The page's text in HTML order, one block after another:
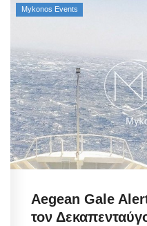
Mykonos Events
Aegean Gale
τον